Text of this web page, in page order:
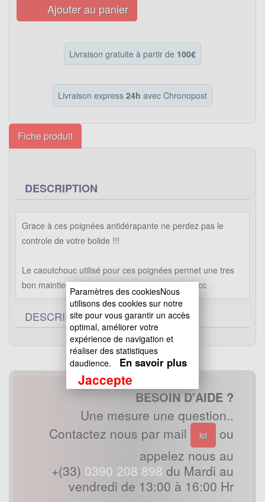
Ajouter au panier
Livraison gratuite à partir de 100€
Livraison express 24h avec Chronopost
Fiche produit
DESCRIPTION
Grace à ces poignées antidérapante ne perdez pas le
controle de votre bolide !!!
Le caoutchouc utilisé pour ces poignées permet une tres
bon maintien du guidon. pour Quad liquide 200cc
DESCRIPTIF TECHNIQUE0
BESOIN D'AIDE ?
Une mesure une question..
Contactez nous par mail
ici
ou
appelez nous au
+(33) 0390 208 898 du Mardi au
vendredi de 13:00 à 16:00 Hr
Paramètres des cookiesNous
utilisons des cookies sur notre
site pour vous garantir un accès
optimal, améliorer votre
expérience de navigation et
réaliser des statistiques
daudience.
En savoir plus
Jaccepte